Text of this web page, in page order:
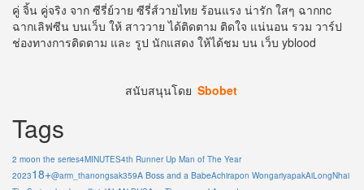
คู่ จิ้น คู่จริง จาก ซีรี่ย์วาย ซีรี่ส์วายไทย ร้อนแรง น่ารัก ใสๆ ฉากnc
ฉากเลิฟซีน บนเว็บ ให้ สาววาย ได้ติดตาม ติดใจ แน่นอน รวม วาร์ป
ช่องทางการติดตาม และ รูป นักแสดง ให้ได้ชม บน เว็บ yblood
สนับสนุนโดย Sbobet
Tags
2 moon the series4MINUTES4th Runner Up Man of The Year
202318+@arm_thanongsak359A Boss and a BabeAchirapon WongariyapakAiLongNhai